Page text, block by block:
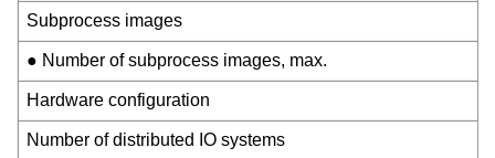
Subprocess images
● Number of subprocess images, max.
Hardware configuration
Number of distributed IO systems